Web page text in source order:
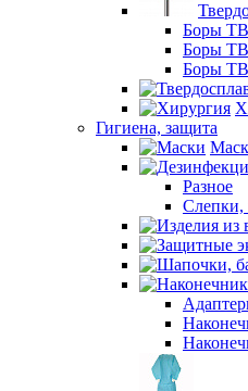
Боры
Боры
Боры
Гигиена, защита
Разное
Слепки,